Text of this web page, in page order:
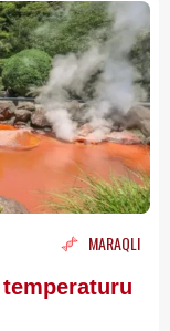
MARAQLI
temperaturu